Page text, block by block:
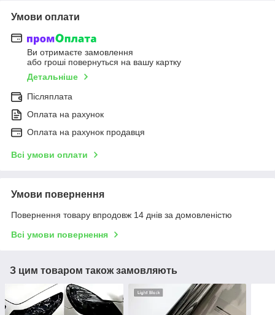
Умови оплати
Ви отримаєте замовлення
або гроші повернуться на вашу картку
Детальніше
Післяплата
Оплата на рахунок
Оплата на рахунок продавця
Всі умови оплати
Умови повернення
Повернення товару впродовж 14 днів за домовленістю
Всі умови повернення
З цим товаром також замовляють